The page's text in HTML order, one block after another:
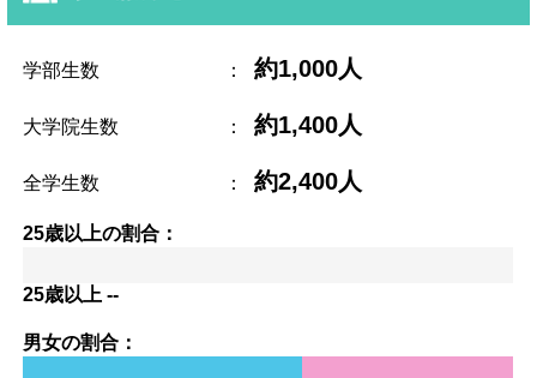
学部生数 ： 約1,000人
大学院生数 ： 約1,400人
全学生数 ： 約2,400人
25歳以上の割合：
25歳以上 --
男女の割合：